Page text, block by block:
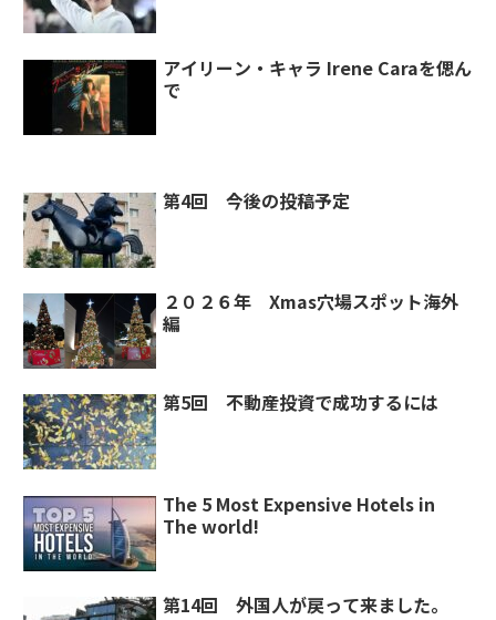
アイリーン・キャラ Irene Caraを偲ん
で
第4回 今後の投稿予定
２０２６年 Xmas穴場スポット海外
編
第5回 不動産投資で成功するには
The 5 Most Expensive Hotels in
The world!
第14回 外国人が戻って来ました。